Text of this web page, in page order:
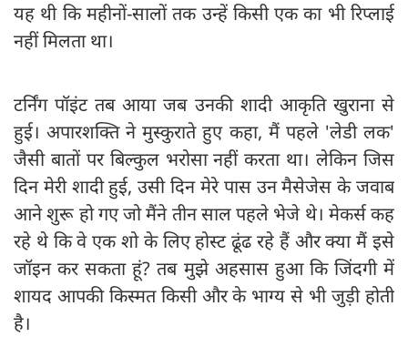
यह थी कि महीनों-सालों तक उन्हें किसी एक का भी रिप्लाई
नहीं मिलता था।
टर्निंग पॉइंट तब आया जब उनकी शादी आकृति खुराना से
हुई। अपारशक्ति ने मुस्कुराते हुए कहा, मैं पहले 'लेडी लक'
जैसी बातों पर बिल्कुल भरोसा नहीं करता था। लेकिन जिस
दिन मेरी शादी हुई, उसी दिन मेरे पास उन मैसेजेस के जवाब
आने शुरू हो गए जो मैंने तीन साल पहले भेजे थे। मेकर्स कह
रहे थे कि वे एक शो के लिए होस्ट ढूंढ रहे हैं और क्या मैं इसे
जॉइन कर सकता हूं? तब मुझे अहसास हुआ कि जिंदगी में
शायद आपकी किस्मत किसी और के भाग्य से भी जुड़ी होती
है।